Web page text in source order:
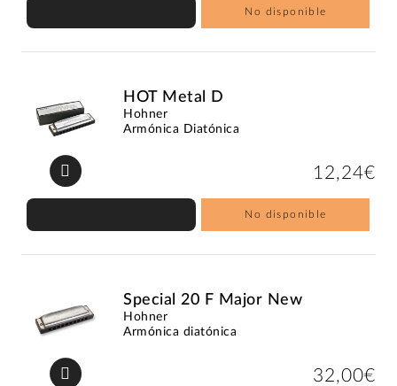
No disponible
HOT Metal D
Hohner
Armónica Diatónica
12,24€
No disponible
Special 20 F Major New
Hohner
Armónica diatónica
32,00€